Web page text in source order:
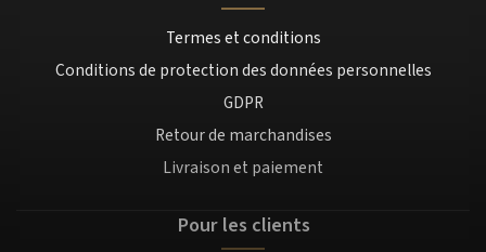
Termes et conditions
Conditions de protection des données personnelles
GDPR
Retour de marchandises
Livraison et paiement
Pour les clients